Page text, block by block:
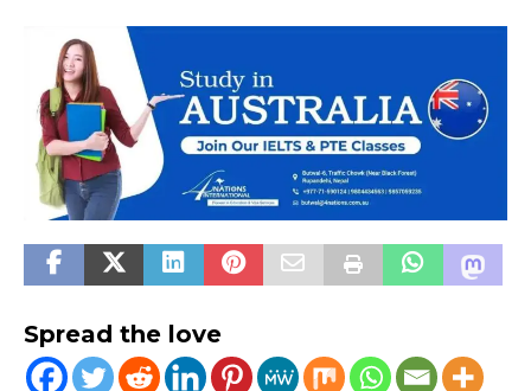
Spread the love